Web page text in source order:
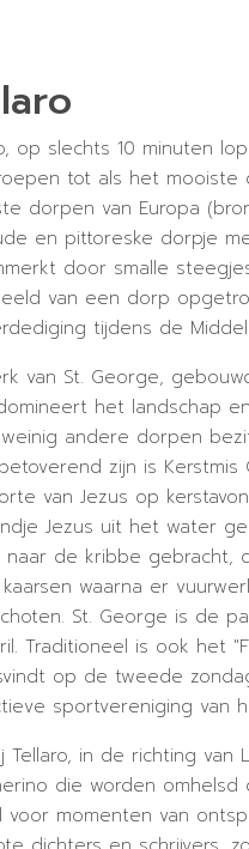
op slechts 10 minuten
tot als het mooiste
dorpen van Europa
en pittoreske dorpje
door smalle
van een dorp
tijdens de
van St. George,
het landschap
andere dorpen
zijn is
van Jezus op
Jezus uit het water
naar de kribbe gebracht,
waarna er
St. George is de
Traditioneel is ook het
op de tweede
sportvereniging van
Tellaro, in de richting
die worden
voor momenten van